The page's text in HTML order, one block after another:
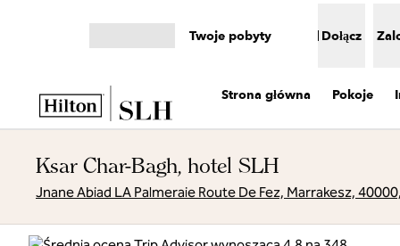
Twoje pobyty Dołącz
Strona główna Pokoje
Ksar Char-Bagh, hotel SLH
Jnane Abiad LA Palmeraie Route De Fez, Marrakesz,